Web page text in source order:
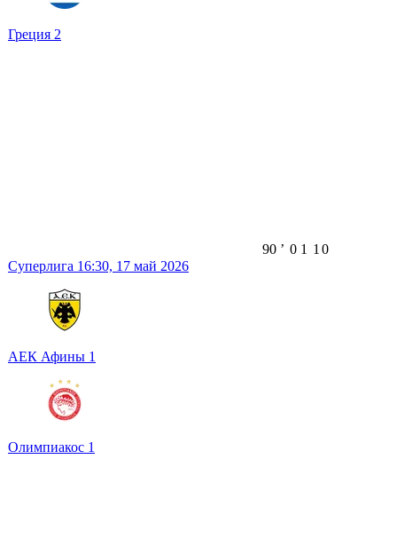
Греция 2
Суперлига 16:30, 17 май 2026
АЕК Афины 1
Олимпиакос 1
90 ʼ 0 1 1 0